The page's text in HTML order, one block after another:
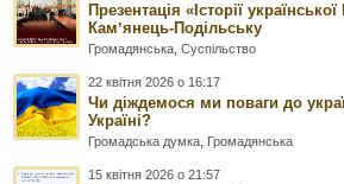
Презентація «Історії
Камʼянець-Подільську
Громадянська ,Суспільство
22 квітня 2026 о 16:17
Чи діждемося ми поваги до
Україні?
Громадська думка Громадянська
15 квітня 2026 о 21:57